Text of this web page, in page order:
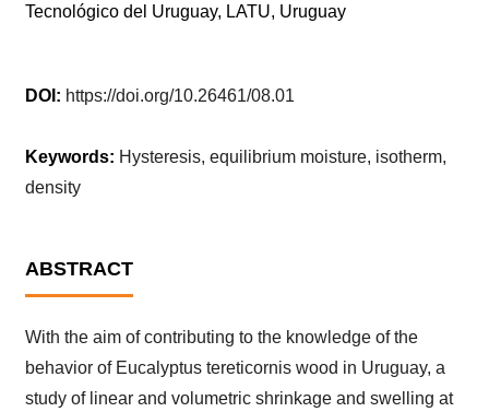
Tecnológico del Uruguay, LATU, Uruguay
DOI: https://doi.org/10.26461/08.01
Keywords: Hysteresis, equilibrium moisture, isotherm,
density
ABSTRACT
With the aim of contributing to the knowledge of the
behavior of Eucalyptus tereticornis wood in Uruguay, a
study of linear and volumetric shrinkage and swelling at